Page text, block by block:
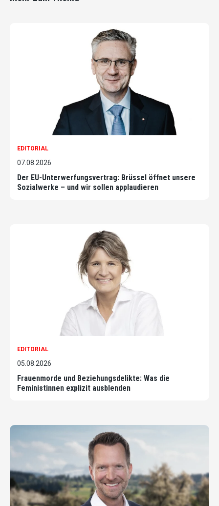
EDITORIAL
07.08.2026
Der EU-Unterwerfungsvertrag: Brüssel öffnet unsere
Sozialwerke – und wir sollen applaudieren
EDITORIAL
05.08.2026
Frauenmorde und Beziehungsdelikte: Was die
Feministinnen explizit ausblenden